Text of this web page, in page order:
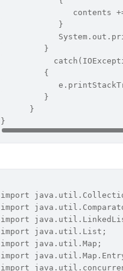
contents
            }
         }
         {
         }
      }
}
import
import
import
import java.util.List;
import java.util.Map;
import
import